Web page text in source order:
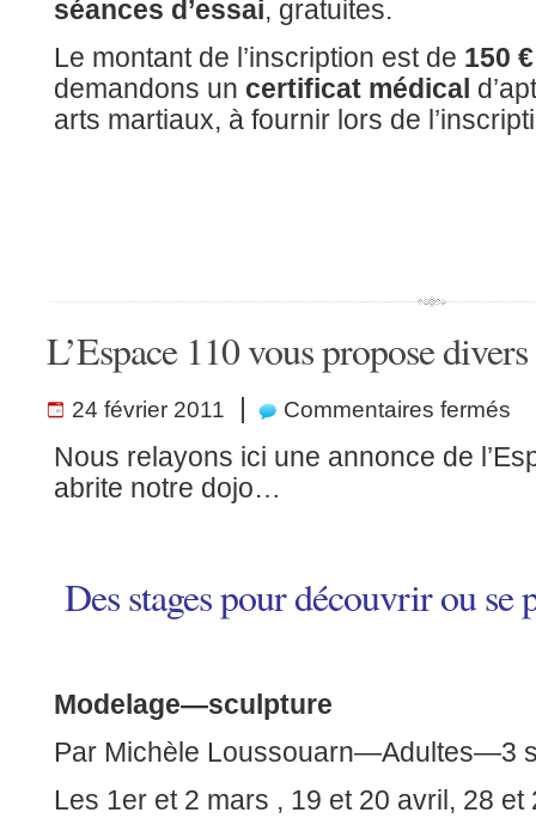
séances d’essai, gratuites.
Le montant de l’inscription est de 150 €
demandons un certificat médical
arts martiaux, à fournir lors de
L’Espace 110 vous propose divers
24 février 2011 | Commentaires fermés
Nous relayons ici une annonce de
abrite notre dojo…
Des stages pour découvrir ou
Modelage—sculpture
Par Michèle Loussouarn—Adultes—3
Les 1er et 2 mars , 19 et 20 avril, 28